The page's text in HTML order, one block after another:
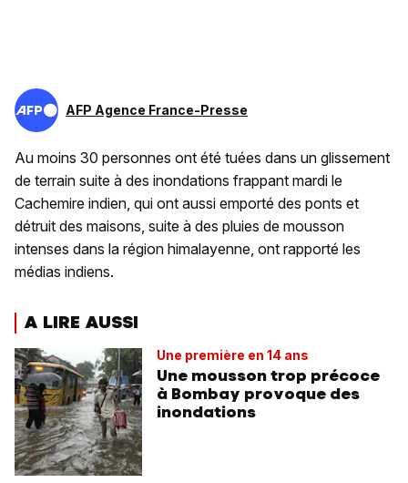
AFP Agence France-Presse
Au moins 30 personnes ont été tuées dans un glissement
de terrain suite à des inondations frappant mardi le
Cachemire indien, qui ont aussi emporté des ponts et
détruit des maisons, suite à des pluies de mousson
intenses dans la région himalayenne, ont rapporté les
médias indiens.
A LIRE AUSSI
Une première en 14 ans
Une mousson trop précoce
à Bombay provoque des
inondations